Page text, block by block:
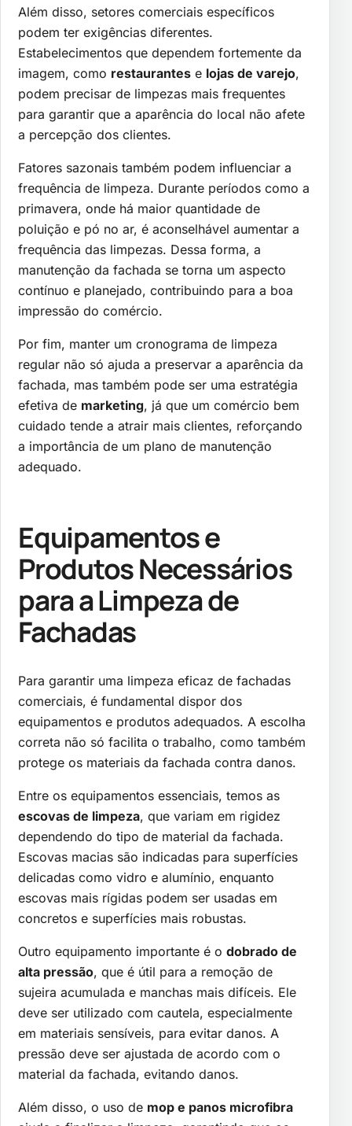
Além disso, setores comerciais específicos
podem ter exigências diferentes.
Estabelecimentos que dependem fortemente da
imagem, como restaurantes e lojas de varejo,
podem precisar de limpezas mais frequentes
para garantir que a aparência do local não afete
a percepção dos clientes.
Fatores sazonais também podem influenciar a
frequência de limpeza. Durante períodos como a
primavera, onde há maior quantidade de
poluição e pó no ar, é aconselhável aumentar a
frequência das limpezas. Dessa forma, a
manutenção da fachada se torna um aspecto
contínuo e planejado, contribuindo para a boa
impressão do comércio.
Por fim, manter um cronograma de limpeza
regular não só ajuda a preservar a aparência da
fachada, mas também pode ser uma estratégia
efetiva de marketing, já que um comércio bem
cuidado tende a atrair mais clientes, reforçando
a importância de um plano de manutenção
adequado.
Equipamentos e
Produtos Necessários
para a Limpeza de
Fachadas
Para garantir uma limpeza eficaz de fachadas
comerciais, é fundamental dispor dos
equipamentos e produtos adequados. A escolha
correta não só facilita o trabalho, como também
protege os materiais da fachada contra danos.
Entre os equipamentos essenciais, temos as
escovas de limpeza, que variam em rigidez
dependendo do tipo de material da fachada.
Escovas macias são indicadas para superfícies
delicadas como vidro e alumínio, enquanto
escovas mais rígidas podem ser usadas em
concretos e superfícies mais robustas.
Outro equipamento importante é o dobrado de
alta pressão, que é útil para a remoção de
sujeira acumulada e manchas mais difíceis. Ele
deve ser utilizado com cautela, especialmente
em materiais sensíveis, para evitar danos. A
pressão deve ser ajustada de acordo com o
material da fachada, evitando danos.
Além disso, o uso de mop e panos microfibra